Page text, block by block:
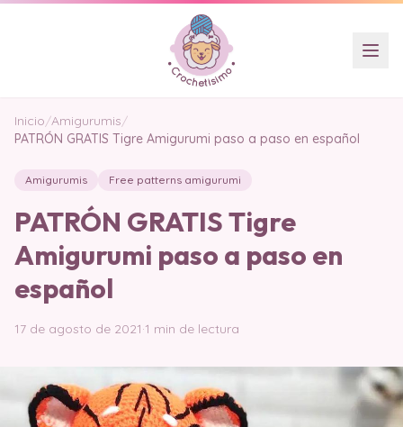
Inicio/Amigurumis/
PATRÓN GRATIS Tigre Amigurumi paso a paso en español
Amigurumis Free patterns amigurumi
PATRÓN GRATIS Tigre
Amigurumi paso a paso en
español
17 de agosto de 2021·1 min de lectura